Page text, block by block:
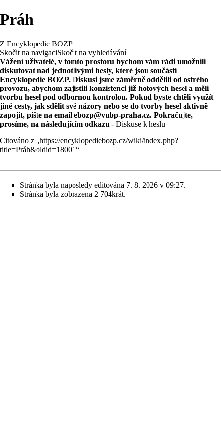
Práh
Z Encyklopedie BOZP
Skočit na navigaciSkočit na vyhledávání
Vážení uživatelé, v tomto prostoru bychom vám rádi umožnili
diskutovat nad jednotlivými hesly, které jsou součástí
Encyklopedie BOZP. Diskusi jsme záměrně oddělili od ostrého
provozu, abychom zajistili konzistenci již hotových hesel a měli
tvorbu hesel pod odbornou kontrolou. Pokud byste chtěli využít
jiné cesty, jak sdělit své názory nebo se do tvorby hesel aktivně
zapojit, pište na email ebozp@vubp-praha.cz. Pokračujte,
prosíme, na následujícím odkazu - Diskuse k heslu
Citováno z „https://encyklopediebozp.cz/wiki/index.php?
title=Práh&oldid=18001“
Stránka byla naposledy editována 7. 8. 2026 v 09:27.
Stránka byla zobrazena 2 704krát.